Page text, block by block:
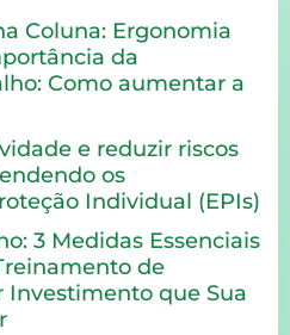
Coluna: Ergonomia
da
Como aumentar a
e reduzir riscos
os
Individual (EPIs)
3 Medidas Essenciais
de
Investimento que Sua